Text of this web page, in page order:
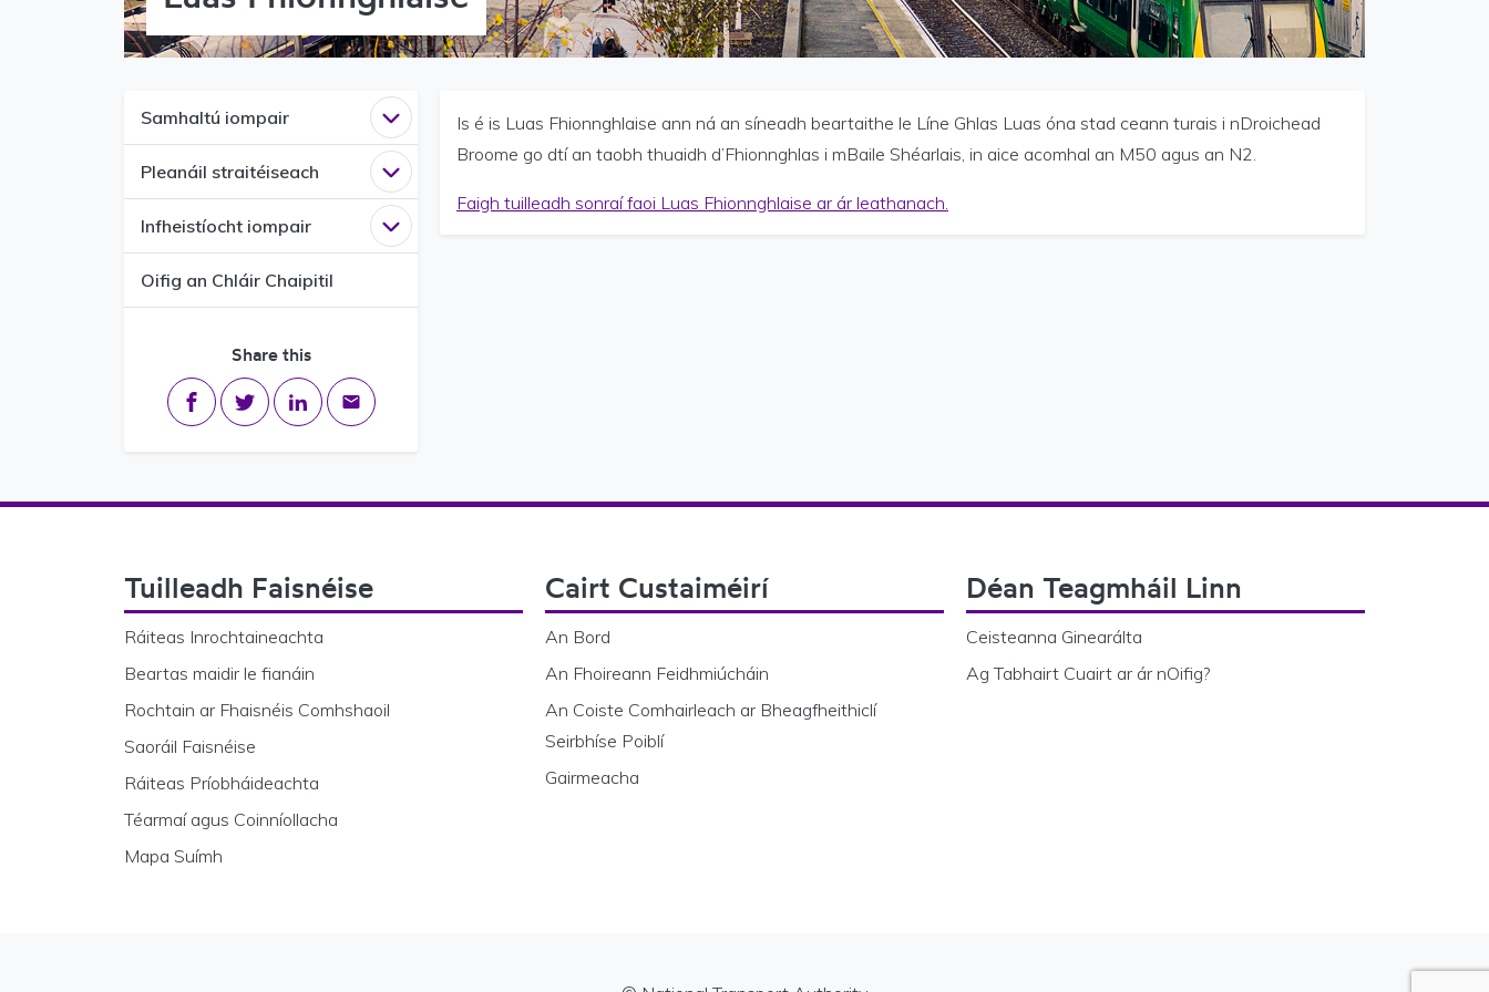
Samhaltú iompair Open Samhaltú iompair menu
Pleanáil straitéiseach Open
Infheistíocht iompair Open
Oifig an Chláir Chaipitil
Share this
Share on Facebook
Share on Twitter
Share on LinkedIn
Share via email
Is é is Luas Fhionnghlaise ann ná an síneadh beartaithe le Líne Ghlas Luas óna stad ceann turais i nDroichead
Broome go dtí an taobh thuaidh d’Fhionnghlas i mBaile Shéarlais, in aice acomhal an M50 agus an N2.
Faigh tuilleadh sonraí faoi Luas Fhionnghlaise ar ár leathanach.
Tuilleadh Faisnéise
Ráiteas Inrochtaineachta
Beartas maidir le fianáin
Rochtain ar Fhaisnéis Comhshaoil
Saoráil Faisnéise
Ráiteas Príobháideachta
Téarmaí agus Coinníollacha
Mapa Suímh
Cairt Custaiméirí
An Bord
An Fhoireann Feidhmiúcháin
An Coiste Comhairleach ar Bheagfheithiclí
Seirbhíse Poiblí
Gairmeacha
Déan Teagmháil Linn
Ceisteanna Ginearálta
Ag Tabhairt Cuairt ar ár nOifig?